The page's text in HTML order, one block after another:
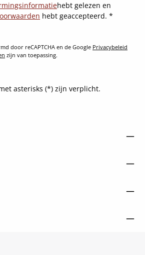
hebt gelezen en
hebt geaccepteerd. *
door reCAPTCHA en de Google Privacybeleid
zijn van toepassing.
asterisks (*) zijn verplicht.